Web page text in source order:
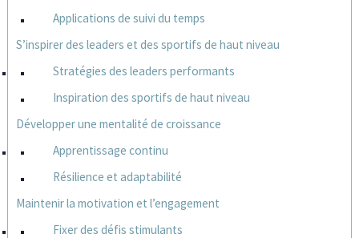
Applications de suivi du temps
S’inspirer des leaders et des sportifs de haut niveau
Stratégies des leaders performants
Inspiration des sportifs de haut niveau
Développer une mentalité de croissance
Apprentissage continu
Résilience et adaptabilité
Maintenir la motivation et l’engagement
Fixer des défis stimulants